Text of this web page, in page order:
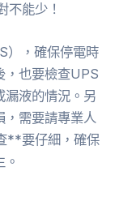
能少！
），確保停電時
，也要檢查UPS
漏液的情況。另
，需要請專業人
**要仔細，確保